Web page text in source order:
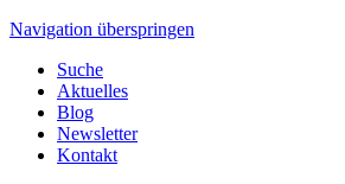
Navigation überspringen
Suche
Aktuelles
Blog
Newsletter
Kontakt